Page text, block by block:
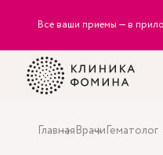
Все ваши приемы — в
ГлавнаяВрачиГематолог